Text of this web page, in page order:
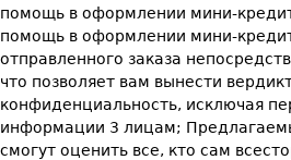
помощь в оформлении мини-
помощь в оформлении мини-
отправленного заказа
что позволяет вам вынести
конфиденциальность, исключая
информации 3 лицам;
смогут оценить все, кто сам